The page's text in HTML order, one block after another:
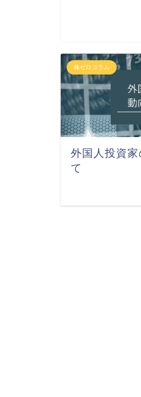
株ゼロコラム
外国人投資
て